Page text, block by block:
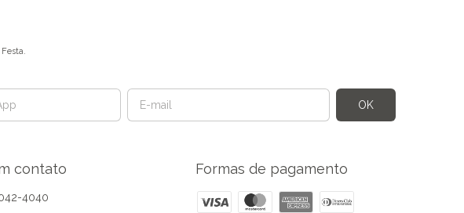
.
contato
4040
Formas de pagamento